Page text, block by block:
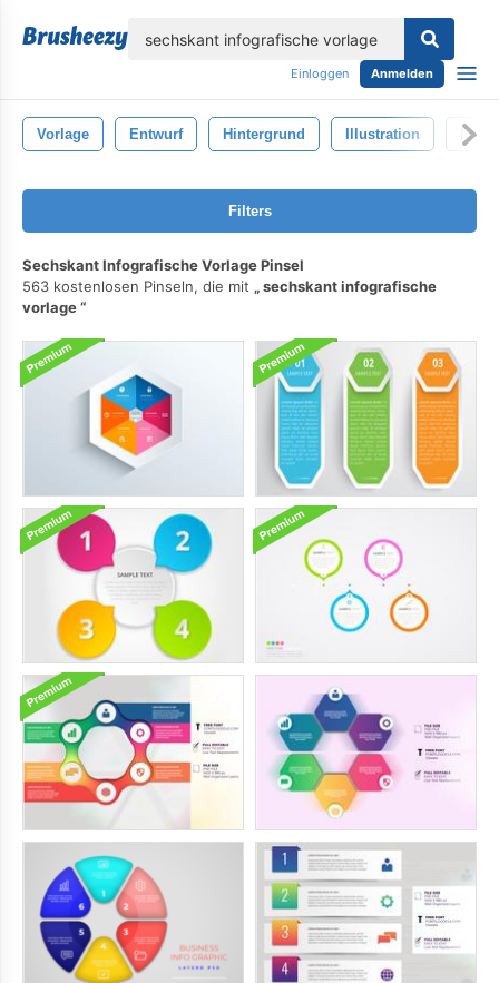
Einloggen Anmelden
Vorlage Entwurf Hintergrund Illustration
Filters
Sechskant Infografische Vorlage Pinsel
563 kostenlosen Pinseln, die mit
sechskant infografische
vorlage